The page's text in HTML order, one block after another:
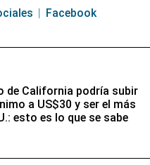
Facebook
de California podría subir
a US$30 y ser el más
esto es lo que se sabe